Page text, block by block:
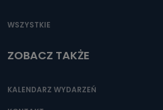
WSZYSTKIE
ZOBACZ TAKŻE
KALENDARZ WYDARZEŃ